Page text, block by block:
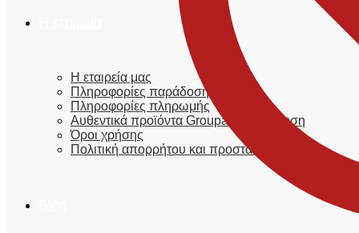
Η εταιρεία μας
Πληροφορίες παράδοσης
Πληροφορίες πληρωμής
Αυθεντικά προϊόντα Groupak® | Εγγύηση
Όροι χρήσης
Πολιτική απορρήτου και προστασίας